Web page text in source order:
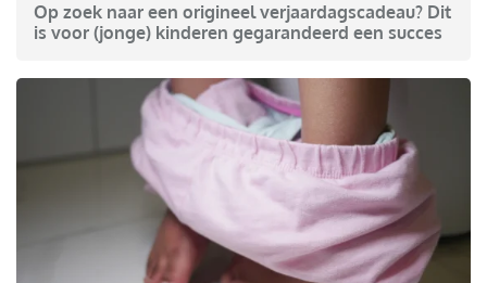
Op zoek naar een origineel verjaardagscadeau? Dit
is voor (jonge) kinderen gegarandeerd een succes